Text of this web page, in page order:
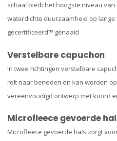
schaal biedt het hoogste niveau
waterdichte duurzaamheid op lange
gecertificeerd™ genaaid
Verstelbare capuchon
In twee richtingen verstelbare
rolt naar beneden en kan worden
vereenvoudigd ontwerp met koord
Microfleece gevoerde
Microfleece gevoerde hals zorgt